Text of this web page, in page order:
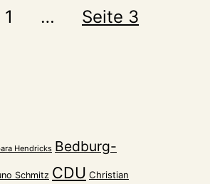
… Seite 3
Hendricks Bedburg-
Schmitz CDU Christian